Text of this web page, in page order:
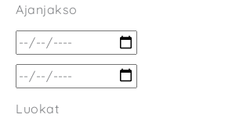
Ajanjakso
Luokat